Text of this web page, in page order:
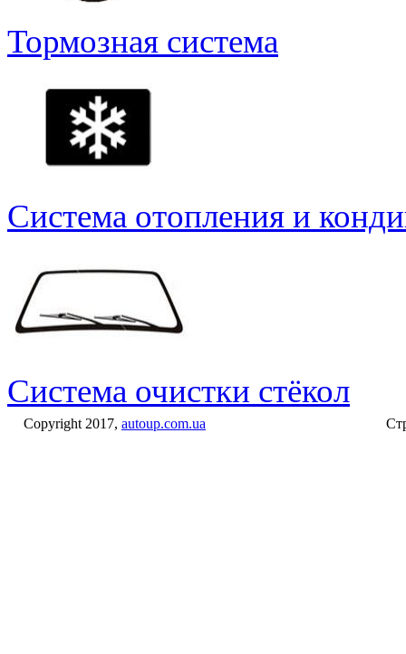
Тормозная система
Система отопления и
Система очистки стёкол
Copyright 2017, autoup.com.ua